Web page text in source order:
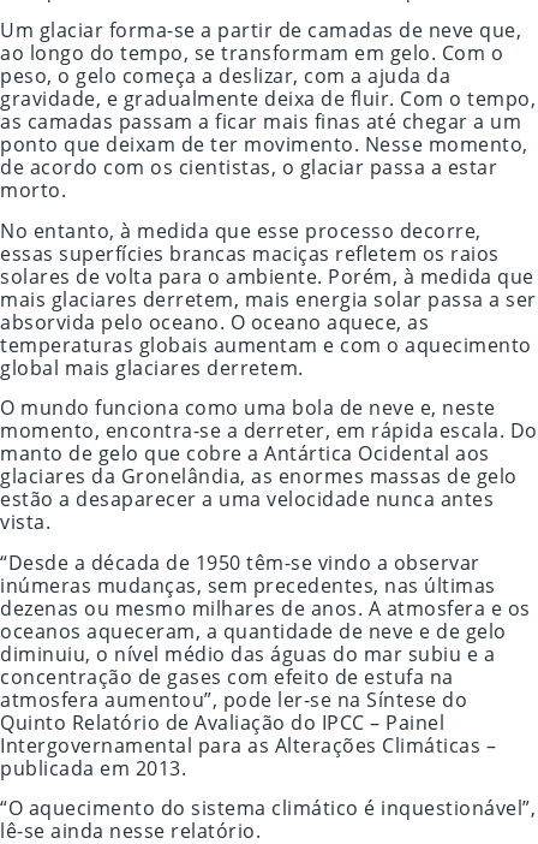
Um glaciar forma-se a partir de camadas de neve que,
ao longo do tempo, se transformam em gelo. Com o
peso, o gelo começa a deslizar, com a ajuda da
gravidade, e gradualmente deixa de fluir. Com o tempo,
as camadas passam a ficar mais finas até chegar a um
ponto que deixam de ter movimento. Nesse momento,
de acordo com os cientistas, o glaciar passa a estar
morto.
No entanto, à medida que esse processo decorre,
essas superfícies brancas maciças refletem os raios
solares de volta para o ambiente. Porém, à medida que
mais glaciares derretem, mais energia solar passa a ser
absorvida pelo oceano. O oceano aquece, as
temperaturas globais aumentam e com o aquecimento
global mais glaciares derretem.
O mundo funciona como uma bola de neve e, neste
momento, encontra-se a derreter, em rápida escala. Do
manto de gelo que cobre a Antártica Ocidental aos
glaciares da Gronelândia, as enormes massas de gelo
estão a desaparecer a uma velocidade nunca antes
vista.
“Desde a década de 1950 têm-se vindo a observar
inúmeras mudanças, sem precedentes, nas últimas
dezenas ou mesmo milhares de anos. A atmosfera e os
oceanos aqueceram, a quantidade de neve e de gelo
diminuiu, o nível médio das águas do mar subiu e a
concentração de gases com efeito de estufa na
atmosfera aumentou”, pode ler-se na Síntese do
Quinto Relatório de Avaliação do IPCC – Painel
Intergovernamental para as Alterações Climáticas –
publicada em 2013.
“O aquecimento do sistema climático é inquestionável”,
lê-se ainda nesse relatório.